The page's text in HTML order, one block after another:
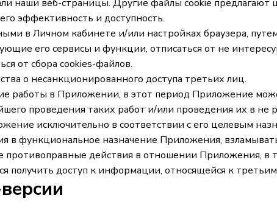
наши веб-страницы. Другие файлы cookie предлагают
эффективность и доступность.
в Личном кабинете и/или настройках браузера,
его сервисы и функции, отписаться от не
от сбора cookies-файлов.
о несанкционированного доступа третьих лиц.
работы в Приложении, в этот период Приложение
проведения таких работ и/или проведения их в не
исключительно в соответствии с его целевым
в функциональное назначение Приложения,
действия в отношении Приложения, в
получить доступ к информации, относящейся к